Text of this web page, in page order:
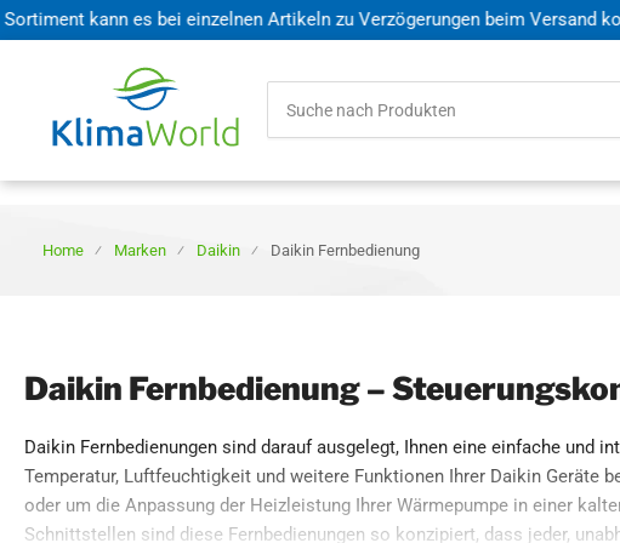
kann es bei einzelnen Artikeln zu Verzögerungen beim Versand
nach
Produkten
Home Marken Daikin Daikin Fernbedienung
Daikin Fernbedienung –
Daikin Fernbedienungen sind darauf ausgelegt, Ihnen eine einfache und
Temperatur, Luftfeuchtigkeit und weitere Funktionen Ihrer Daikin Geräte
oder um die Anpassung der Heizleistung Ihrer Wärmepumpe in einer
Schnittstellen sind diese Fernbedienungen so konzipiert, dass jeder,